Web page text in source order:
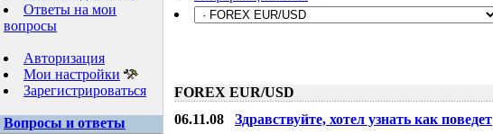
Ответы на мои
вопросы
Авторизация
Мои настройки
Зарегистрироваться
Вопросы и ответы
FOREX EUR/USD
06.11.08 Здравствуйте, хотел узнать как поведет